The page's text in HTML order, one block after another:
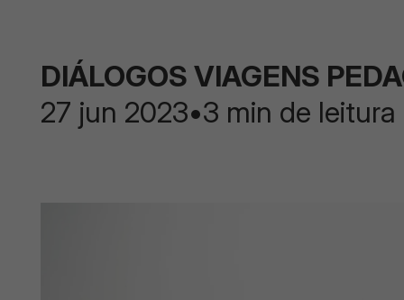
DIÁLOGOS VIAGENS
27 jun 2023•3 min de leitura